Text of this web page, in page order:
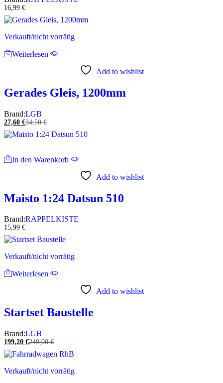
16,99 €
Verkauft/nicht vorrätig
Weiterlesen
Add to wishlist
Gerades Gleis, 1200mm
Brand:LGB
27,60 €34,50€
In den Warenkorb
Add to wishlist
Maisto 1:24 Datsun 510
Brand:RAPPELKISTE
15,99 €
Verkauft/nicht vorrätig
Weiterlesen
Add to wishlist
Startset Baustelle
Brand:LGB
199,20 €249,00€
Verkauft/nicht vorrätig